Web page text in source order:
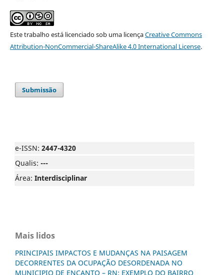
Este trabalho está licenciado sob uma licençaCreative Commons
Attribution-NonCommercial-ShareAlike 4.0 International License.
Submissão
e-ISSN: 2447-4320
Qualis: ---
Área: Interdisciplinar
Mais lidos
PRINCIPAIS IMPACTOS E MUDANÇAS NA PAISAGEM
DECORRENTES DA OCUPAÇÃO DESORDENADA NO
MUNICIPIO DE ENCANTO – RN: EXEMPLO DO BAIRRO